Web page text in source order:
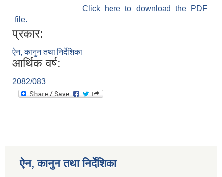
Click here to download the PDF
file.
प्रकार:
ऐन, कानुन तथा निर्देशिका
आर्थिक वर्ष:
2082/083
ऐन, कानुन तथा निर्देशिका